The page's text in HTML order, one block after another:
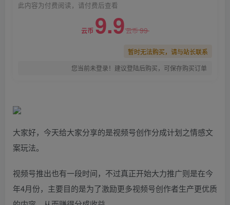
此内容为付费阅读，请付费后查看
云币 9.9云币99
暂时无法购买，请与站长联系
您当前未登录！建议登陆后购买，可保存购买订单
大家好，今天给大家分享的是视频号创作分成计划之情感文
案玩法。
视频号推出也有一段时间，不过真正开始大力推广则是在今
年4月份，主要目的是为了激励更多视频号创作者生产更优质